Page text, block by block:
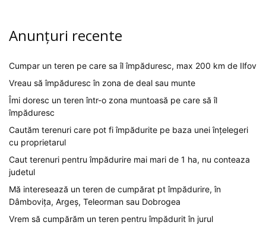
Anunțuri recente
Cumpar un teren pe care sa îl împăduresc, max 200 km de Ilfov
Vreau să împăduresc în zona de deal sau munte
Îmi doresc un teren într-o zona muntoasă pe care să îl
împăduresc
Cautăm terenuri care pot fi împădurite pe baza unei înțelegeri
cu proprietarul
Caut terenuri pentru împădurire mai mari de 1 ha, nu conteaza
judetul
Mă interesează un teren de cumpărat pt împădurire, în
Dâmbovița, Argeș, Teleorman sau Dobrogea
Vrem să cumpărăm un teren pentru împădurit în jurul